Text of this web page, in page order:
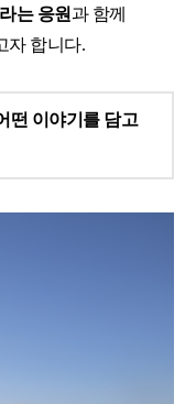
는 응원과 함께
자 합니다.
떤 이야기를 담고